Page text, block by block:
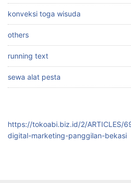
konveksi toga wisuda
others
running text
sewa alat pesta
https://tokoabi.biz.id/2/ARTICLES/
digital-marketing-panggilan-bekasi